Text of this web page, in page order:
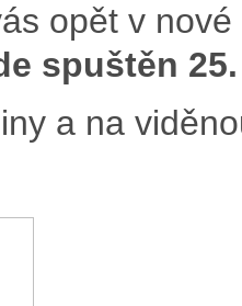
opět v
spuštěn
a na